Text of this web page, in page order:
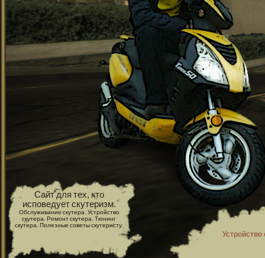
Сайт для тех, кто
исповедует скутеризм.
Обслуживание скутера. Устройство
скутера. Ремонт скутера. Тюнинг
скутера. Полезные советы скутеристу.
Устройство